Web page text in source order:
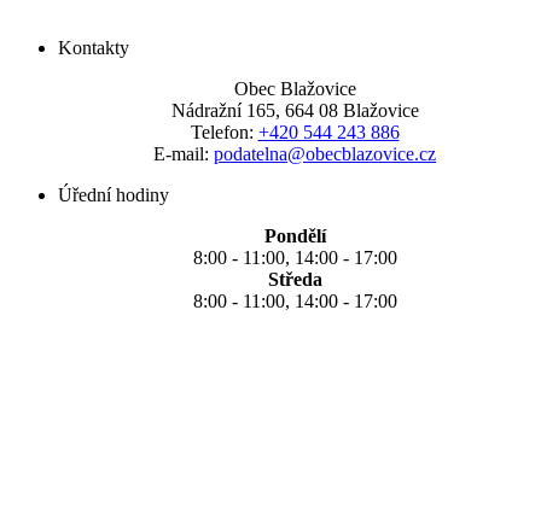
Kontakty
Obec Blažovice
Nádražní 165, 664 08 Blažovice
Telefon: +420 544 243 886
E-mail: podatelna@obecblazovice.cz
Úřední hodiny
Pondělí
8:00 - 11:00, 14:00 - 17:00
Středa
8:00 - 11:00, 14:00 - 17:00